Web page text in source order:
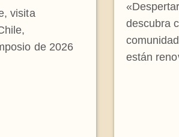
visita
de 2026
descubra
están